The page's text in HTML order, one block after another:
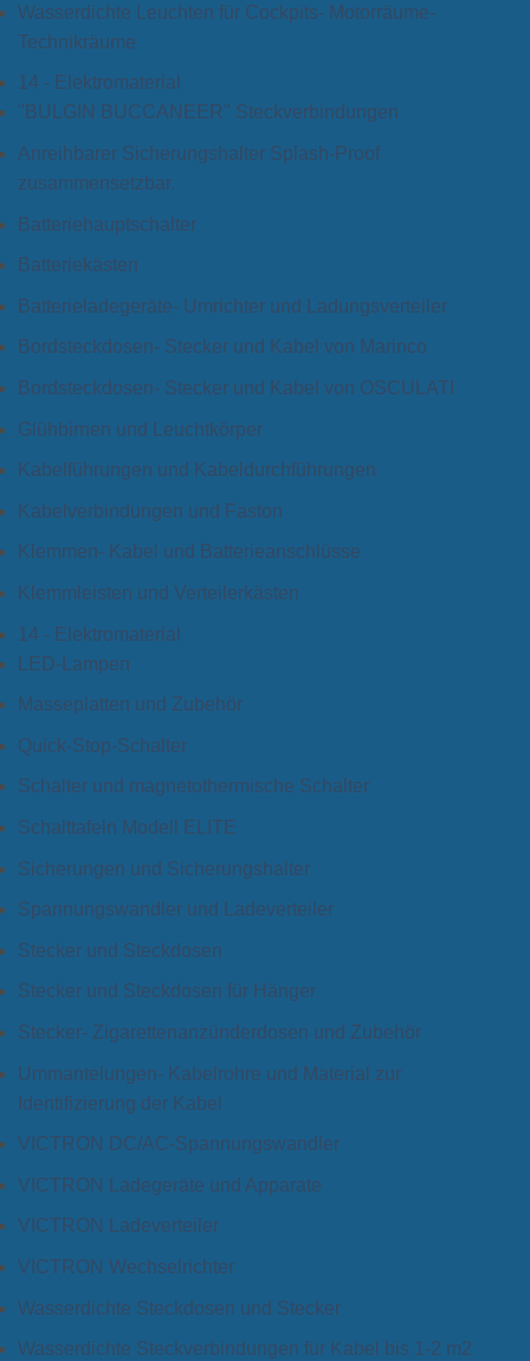
Wasserdichte Leuchten für Cockpits- Motorräume-
Technikräume
14 - Elektromaterial
"BULGIN BUCCANEER" Steckverbindungen
Anreihbarer Sicherungshalter Splash-Proof
zusammensetzbar.
Batteriehauptschalter
Batteriekästen
Batterieladegeräte- Umrichter und Ladungsverteiler
Bordsteckdosen- Stecker und Kabel von Marinco
Bordsteckdosen- Stecker und Kabel von OSCULATI
Glühbirnen und Leuchtkörper
Kabelführungen und Kabeldurchführungen
Kabelverbindungen und Faston
Klemmen- Kabel und Batterieanschlüsse
Klemmleisten und Verteilerkästen
14 - Elektromaterial
LED-Lampen
Masseplatten und Zubehör
Quick-Stop-Schalter
Schalter und magnetothermische Schalter
Schalttafeln Modell ELITE
Sicherungen und Sicherungshalter
Spannungswandler und Ladeverteiler
Stecker und Steckdosen
Stecker und Steckdosen für Hänger
Stecker- Zigarettenanzünderdosen und Zubehör
Ummantelungen- Kabelrohre und Material zur
Identifizierung der Kabel
VICTRON DC/AC-Spannungswandler
VICTRON Ladegeräte und Apparate
VICTRON Ladeverteiler
VICTRON Wechselrichter
Wasserdichte Steckdosen und Stecker
Wasserdichte Steckverbindungen für Kabel bis 1-2 m2